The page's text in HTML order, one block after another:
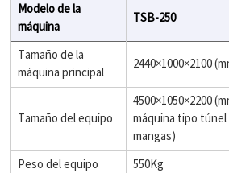
Modelo de la
máquina
TSB-250
Tamaño de la
máquina principal
2440×1000×2100
Tamaño del equipo
4500×1050×2200
máquina tipo túnel
mangas)
Peso del equipo
550Kg